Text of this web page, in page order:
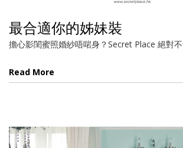
最合適你的姊妹裝
擔心影閨蜜照婚紗唔啱身？Secret Place 絕對不
Read More